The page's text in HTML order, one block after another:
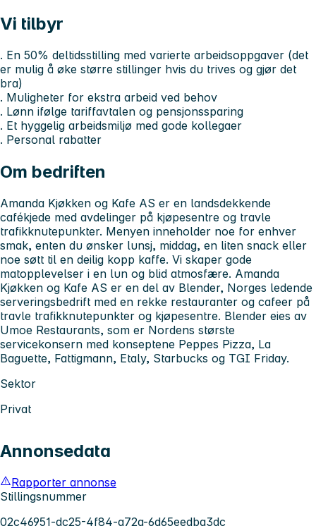
Vi tilbyr
. En 50% deltidsstilling med varierte arbeidsoppgaver (det
er mulig å øke større stillinger hvis du trives og gjør det
bra)
. Muligheter for ekstra arbeid ved behov
. Lønn ifølge tariffavtalen og pensjonssparing
. Et hyggelig arbeidsmiljø med gode kollegaer
. Personal rabatter
Om bedriften
Amanda Kjøkken og Kafe AS er en landsdekkende
cafékjede med avdelinger på kjøpesentre og travle
trafikknutepunkter. Menyen inneholder noe for enhver
smak, enten du ønsker lunsj, middag, en liten snack eller
noe søtt til en deilig kopp kaffe. Vi skaper gode
matopplevelser i en lun og blid atmosfære. Amanda
Kjøkken og Kafe AS er en del av Blender, Norges ledende
serveringsbedrift med en rekke restauranter og cafeer på
travle trafikknutepunkter og kjøpesentre. Blender eies av
Umoe Restaurants, som er Nordens største
servicekonsern med konseptene Peppes Pizza, La
Baguette, Fattigmann, Etaly, Starbucks og TGI Friday.
Sektor
Privat
Annonsedata
Rapporter annonse
Stillingsnummer
02c46951-dc25-4f84-a72a-6d65eedba3dc